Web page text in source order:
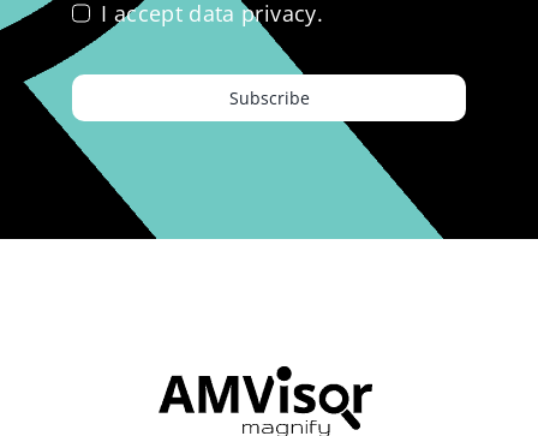
I accept data privacy.
Subscribe